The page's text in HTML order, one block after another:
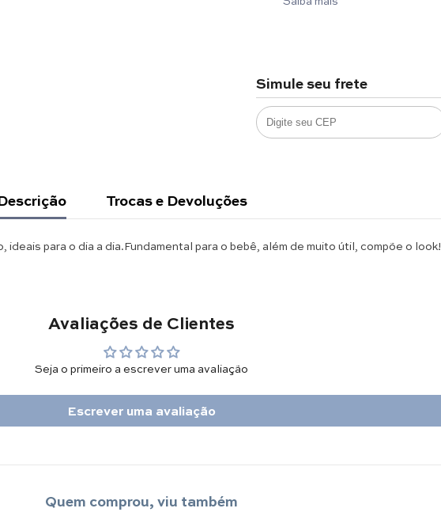
Simule seu frete
Trocas e Devoluções
para o dia a dia.Fundamental para o bebê, além de muito útil, compõe o look!
Avaliações de Clientes
Seja o primeiro a escrever uma avaliação
Escrever uma avaliação
Quem comprou, viu também